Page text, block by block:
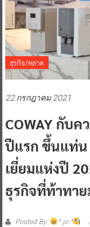
ธุรกิจ/ตลาด
22 กรกฎาคม 2021
COWAY กับค
ปีแรก ขึ้นแท่น
เยี่ยมแห่งปี
ธุรกิจที่ท้าทา
Posted By: ^ jo ^